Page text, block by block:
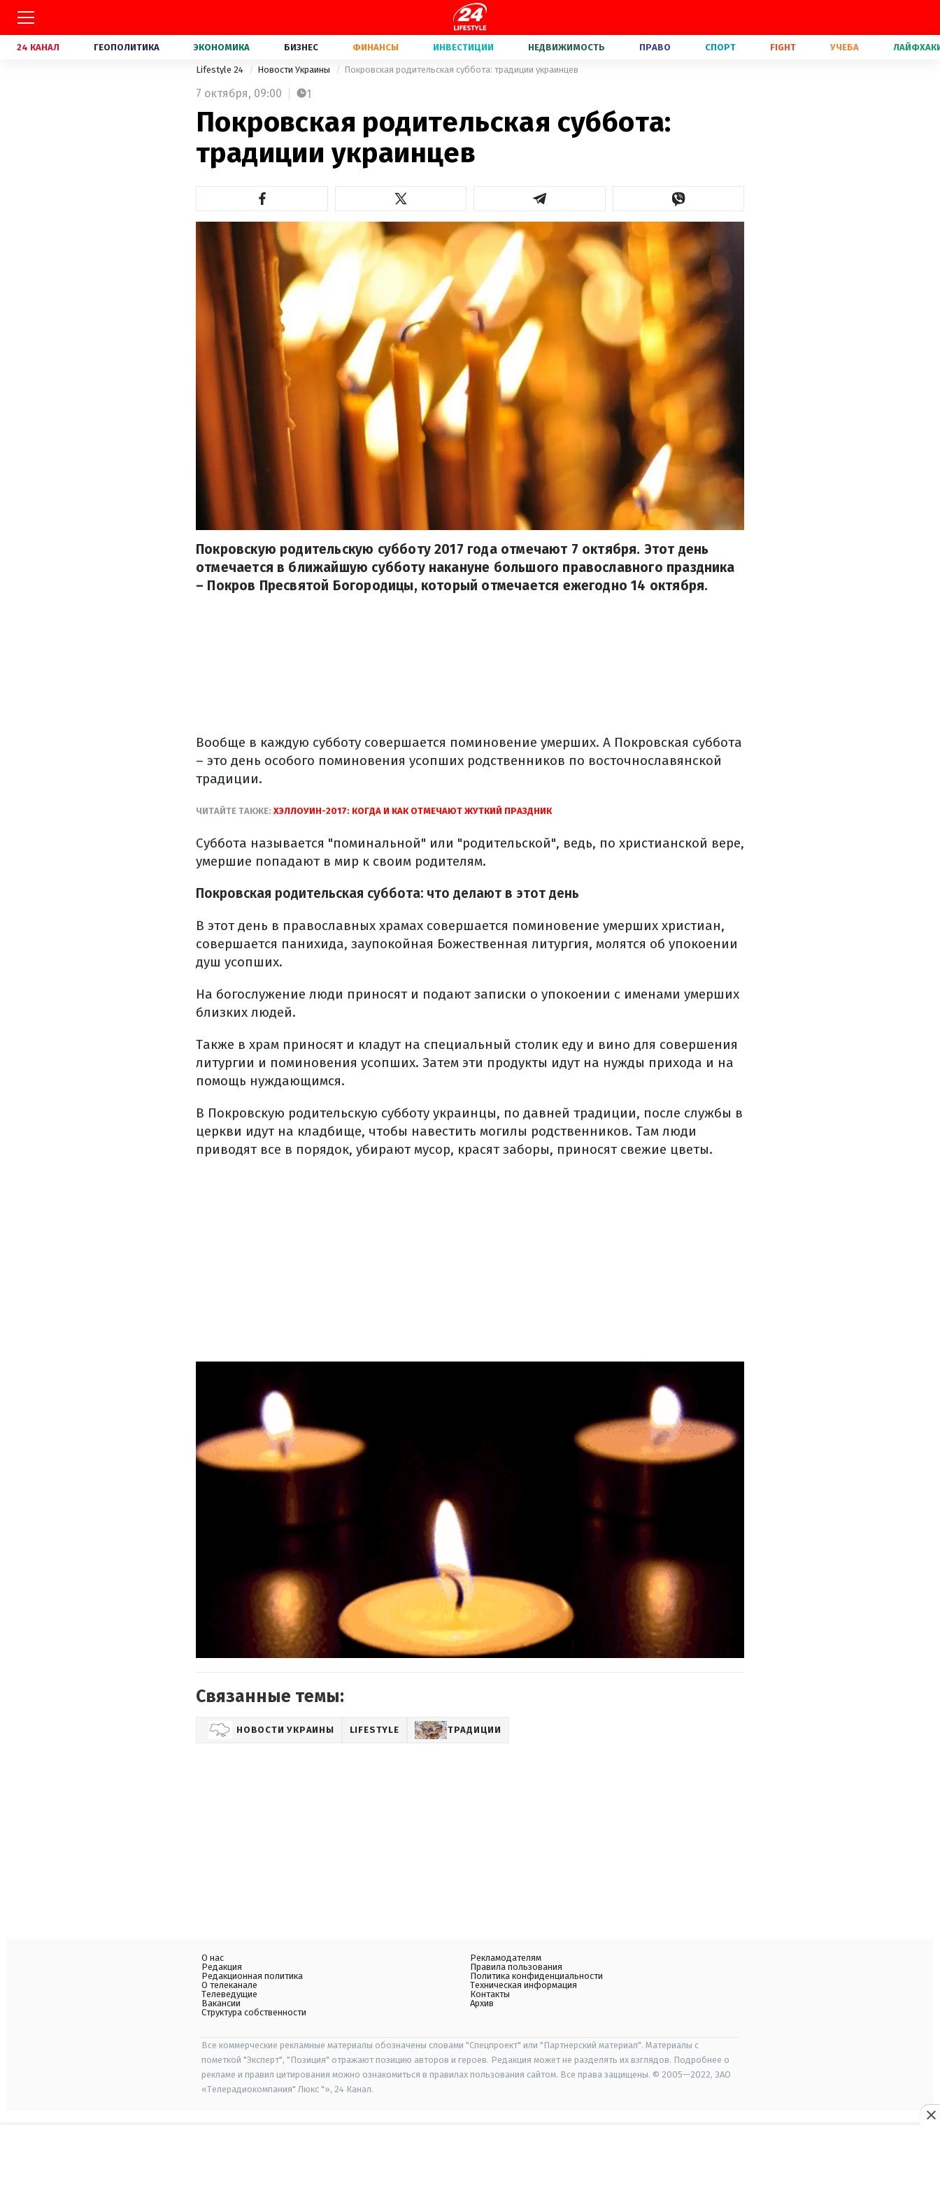
24 КАНАЛ ГЕОПОЛИТИКА ЭКОНОМИКА БИЗНЕС ФИНАНСЫ ИНВЕСТИЦИИ НЕДВИЖИМОСТЬ ПРАВО СПОРТ FIGHT УЧЕБА
Lifestyle 24 Новости Украины Покровская родительская суббота: традиции украинцев
7 октября, 09:00 1
Покровская родительская суббота:
традиции украинцев
Покровскую родительскую субботу 2017 года отмечают 7 октября. Этот день
отмечается в ближайшую субботу накануне большого православного праздника
– Покров Пресвятой Богородицы, который отмечается ежегодно 14 октября.
Вообще в каждую субботу совершается поминовение умерших. А Покровская суббота
– это день особого поминовения усопших родственников по восточнославянской
традиции.
ЧИТАЙТЕ ТАКЖЕ: ХЭЛЛОУИН-2017: КОГДА И КАК ОТМЕЧАЮТ ЖУТКИЙ ПРАЗДНИК
Суббота называется "поминальной" или "родительской", ведь, по христианской вере,
умершие попадают в мир к своим родителям.
Покровская родительская суббота: что делают в этот день
В этот день в православных храмах совершается поминовение умерших христиан,
совершается панихида, заупокойная Божественная литургия, молятся об упокоении
душ усопших.
На богослужение люди приносят и подают записки о упокоении с именами умерших
близких людей.
Также в храм приносят и кладут на специальный столик еду и вино для совершения
литургии и поминовения усопших. Затем эти продукты идут на нужды прихода и на
помощь нуждающимся.
В Покровскую родительскую субботу украинцы, по давней традиции, после службы в
церкви идут на кладбище, чтобы навестить могилы родственников. Там люди
приводят все в порядок, убирают мусор, красят заборы, приносят свежие цветы.
Связанные темы:
НОВОСТИ УКРАИНЫ LIFESTYLE ТРАДИЦИИ
О нас
Редакция
Редакционная политика
О телеканале
Телеведущие
Вакансии
Структура собственности
Рекламодателям
Правила пользования
Политика конфиденциальности
Техническая информация
Контакты
Архив
Все коммерческие рекламные материалы обозначены словами "Спецпроект" или "Партнерский материал". Материалы с
пометкой "Эксперт", "Позиция" отражают позицию авторов и героев. Редакция может не разделять их взглядов. Подробнее о
рекламе и правил цитирования можно ознакомиться в правилах пользования сайтом. Все права защищены. © 2005—2022, ЗАО
«Телерадиокомпания" Люкс "», 24 Канал.